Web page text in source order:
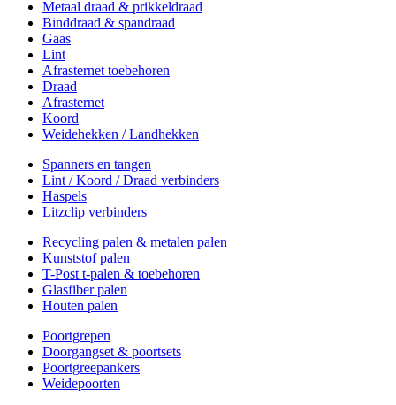
Metaal draad & prikkeldraad
Binddraad & spandraad
Gaas
Lint
Afrasternet toebehoren
Draad
Afrasternet
Koord
Weidehekken / Landhekken
Spanners en tangen
Lint / Koord / Draad verbinders
Haspels
Litzclip verbinders
Recycling palen & metalen palen
Kunststof palen
T-Post t-palen & toebehoren
Glasfiber palen
Houten palen
Poortgrepen
Doorgangset & poortsets
Poortgreepankers
Weidepoorten